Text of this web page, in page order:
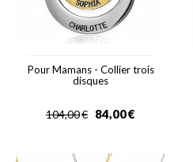
Pour Mamans - Collier trois
disques
€
104,00 €
84,00